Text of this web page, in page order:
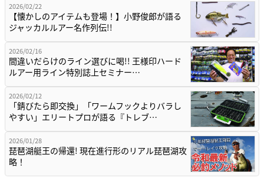
2026/02/22
【懐かしのアイテムも登場！】小野俊郎が語る
ジャッカルルアー名作列伝!!
2026/02/16
間違いだらけのライン選びに喝!! 王様印ハード
ルアー用ライン特別誌上セミナー…
2026/02/12
「錆びたら即交換」「ワームフックよりバラし
やすい」エリートプロが語る『トレブ…
2026/01/28
琵琶湖艇王の帰還! 現在進行形のリアル琵琶湖攻
略！